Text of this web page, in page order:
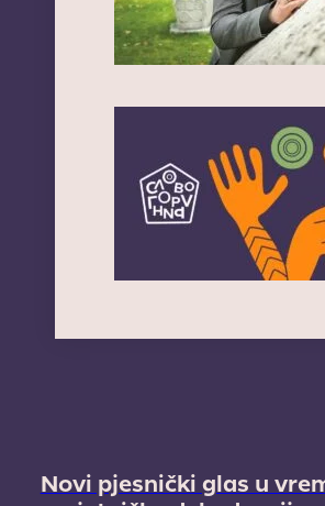
Novi pjesnički glas u